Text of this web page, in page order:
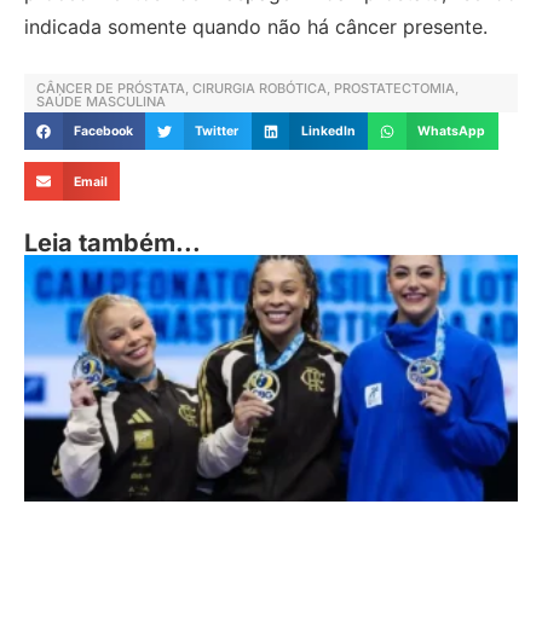
indicada somente quando não há câncer presente.
CÂNCER DE PRÓSTATA, CIRURGIA ROBÓTICA, PROSTATECTOMIA,
SAÚDE MASCULINA
Facebook Twitter LinkedIn WhatsApp
Email
Leia também...